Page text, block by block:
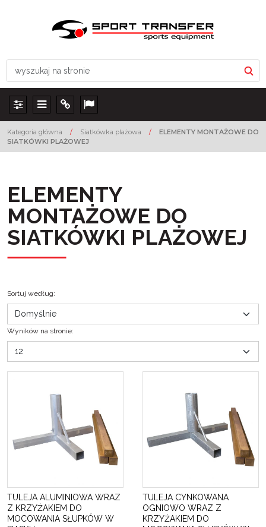
Panel Menu Info Lang
Kategoria główna / Siatkówka plażowa /
ELEMENTY MONTAŻOWE DO
SIATKÓWKI PLAŻOWEJ
ELEMENTY
MONTAŻOWE DO
SIATKÓWKI PLAŻOWEJ
Sortuj według:
Wyników na stronie:
TULEJA ALUMINIOWA WRAZ
Z KRZYŻAKIEM DO
MOCOWANIA SŁUPKÓW W
TULEJA CYNKOWANA
OGNIOWO WRAZ Z
KRZYŻAKIEM DO